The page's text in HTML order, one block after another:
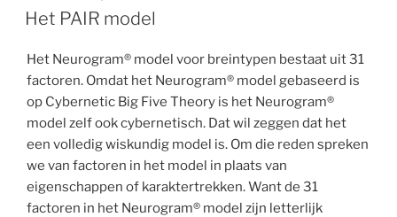
OP
Het PAIR model
Het Neurogram® model voor breintypen bestaat uit 31
factoren. Omdat het Neurogram® model gebaseerd is
op Cybernetic Big Five Theory is het Neurogram®
model zelf ook cybernetisch. Dat wil zeggen dat het
een volledig wiskundig model is. Om die reden spreken
we van factoren in het model in plaats van
eigenschappen of karaktertrekken. Want de 31
factoren in het Neurogram® model zijn letterlijk